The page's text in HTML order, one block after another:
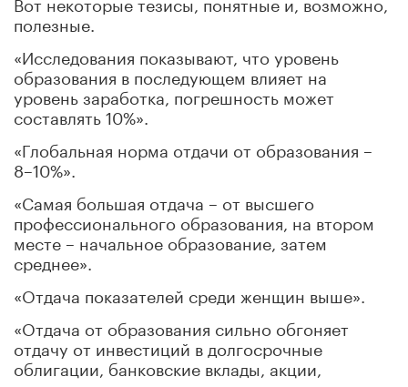
полезные.
«Исследования показывают, что уровень
образования в последующем влияет на
уровень заработка, погрешность может
составлять 10%».
«Глобальная норма отдачи от образования –
8–10%».
«Самая большая отдача – от высшего
профессионального образования, на втором
месте – начальное образование, затем
среднее».
«Отдача показателей среди женщин выше».
«Отдача от образования сильно обгоняет
отдачу от инвестиций в долгосрочные
облигации, банковские вклады, акции,